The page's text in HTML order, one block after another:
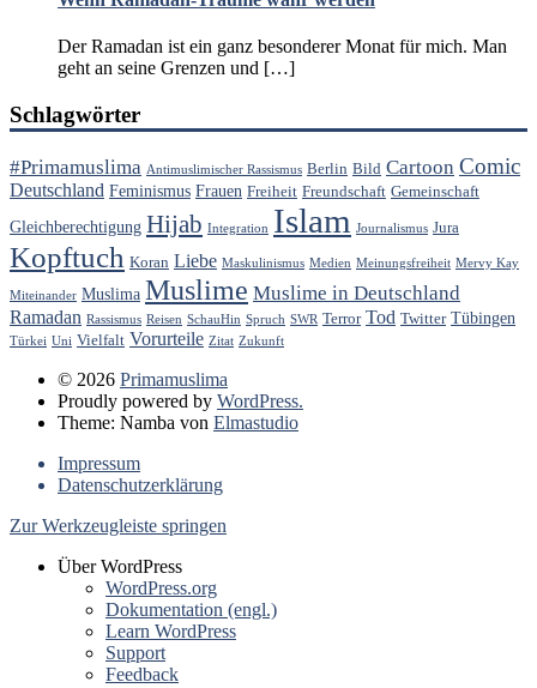
Der Ramadan ist ein ganz besonderer Monat für mich. Man
geht an seine Grenzen und […]
Schlagwörter
#Primamuslima Antimuslimischer Rassismus Berlin Bild Cartoon Comic
Deutschland Feminismus Frauen Freiheit Freundschaft Gemeinschaft
Gleichberechtigung Hijab Integration Islam Journalismus Jura
Kopftuch Koran Liebe Maskulinismus Medien Meinungsfreiheit Mervy Kay
Miteinander Muslima Muslime Muslime in Deutschland
Ramadan Rassismus Reisen SchauHin Spruch SWR Terror Tod Twitter Tübingen
Türkei Uni Vielfalt Vorurteile Zitat Zukunft
© 2026 Primamuslima
Proudly powered by WordPress.
Theme: Namba von Elmastudio
Impressum
Datenschutzerklärung
Zur Werkzeugleiste springen
Über WordPress
WordPress.org
Dokumentation (engl.)
Learn WordPress
Support
Feedback